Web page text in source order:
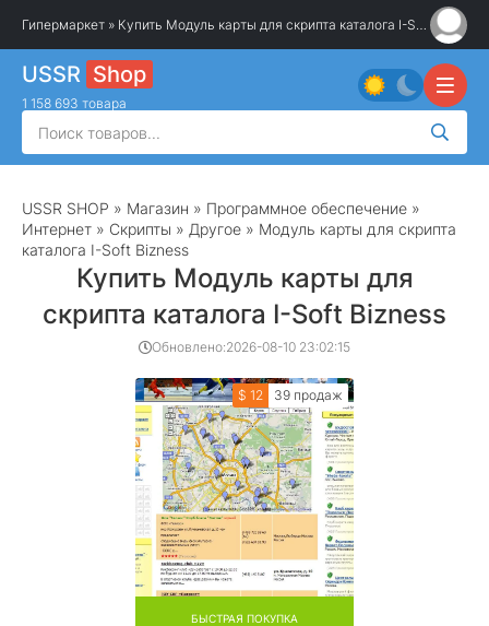
Гипермаркет » Купить Модуль карты для скрипта каталога I-Soft Bizness
USSR Shop
1 158 693 товара
USSR SHOP » Магазин » Программное обеспечение »
Интернет » Скрипты » Другое » Модуль карты для скрипта
каталога I-Soft Bizness
Купить Модуль карты для
скрипта каталога I-Soft Bizness
Обновлено:2026-08-10 23:02:15
$ 12 39 продаж
БЫСТРАЯ ПОКУПКА